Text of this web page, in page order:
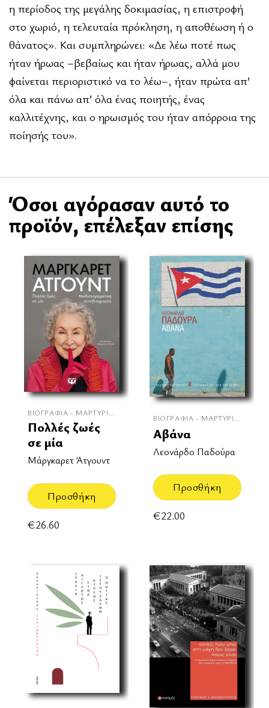
η περίοδος της μεγάλης δοκιμασίας, η επιστροφή
στο χωριό, η τελευταία πρόκληση, η αποθέωση ή ο
θάνατος». Και συμπληρώνει: «Δε λέω ποτέ πως
ήταν ήρωας –βεβαίως και ήταν ήρωας, αλλά μου
φαίνεται περιοριστικό να το λέω–, ήταν πρώτα απ’
όλα και πάνω απ’ όλα ένας ποιητής, ένας
καλλιτέχνης, και ο ηρωισμός του ήταν απόρροια της
ποίησής του».
Όσοι αγόρασαν αυτό το
προϊόν, επέλεξαν επίσης
ΒΙΟΓΡΑΦΊΑ - ΜΑΡΤΥΡΊΕΣ
Πολλές ζωές
σε μία
Μάργκαρετ Άτγουντ
Προσθήκη
€26.60
ΒΙΟΓΡΑΦΊΑ - ΜΑΡΤΥΡΊΕΣ
Αβάνα
Λεονάρδο Παδούρα
Προσθήκη
€22.00